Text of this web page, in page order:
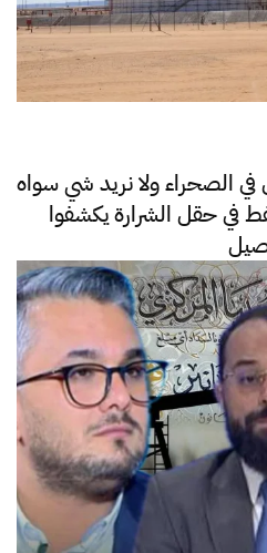
الصحراء ولا نريد شي سواه
في حقل الشرارة يكشفوا